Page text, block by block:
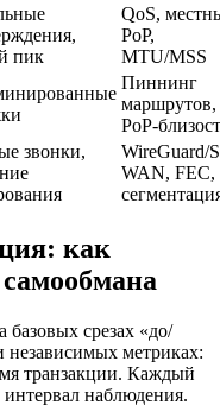
пик
QoS,
PoP,
MTU/MSS
Пиннинг
маршрутов,
PoP-
звонки,
WireGuard/
WAN, FEC,
как
самообмана
базовых срезах «до/
независимых метриках:
транзакции. Каждый
наблюдения.